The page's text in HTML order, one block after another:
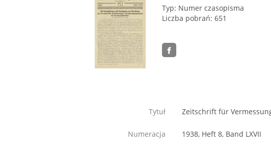
Typ: Numer czasopisma
Liczba pobrań: 651
Tytuł Zeitschrift für
Numeracja 1938, Heft 8, Band LXVII